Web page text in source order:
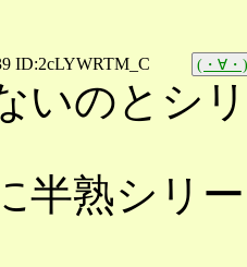
ID:2cLYWRTM_C (・∀・
いのとシ
半熟シリ